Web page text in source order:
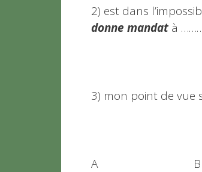
2) est dans
donne mandat à
3) mon point de vue
A